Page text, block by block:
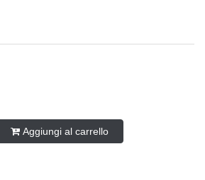
Aggiungi al carrello